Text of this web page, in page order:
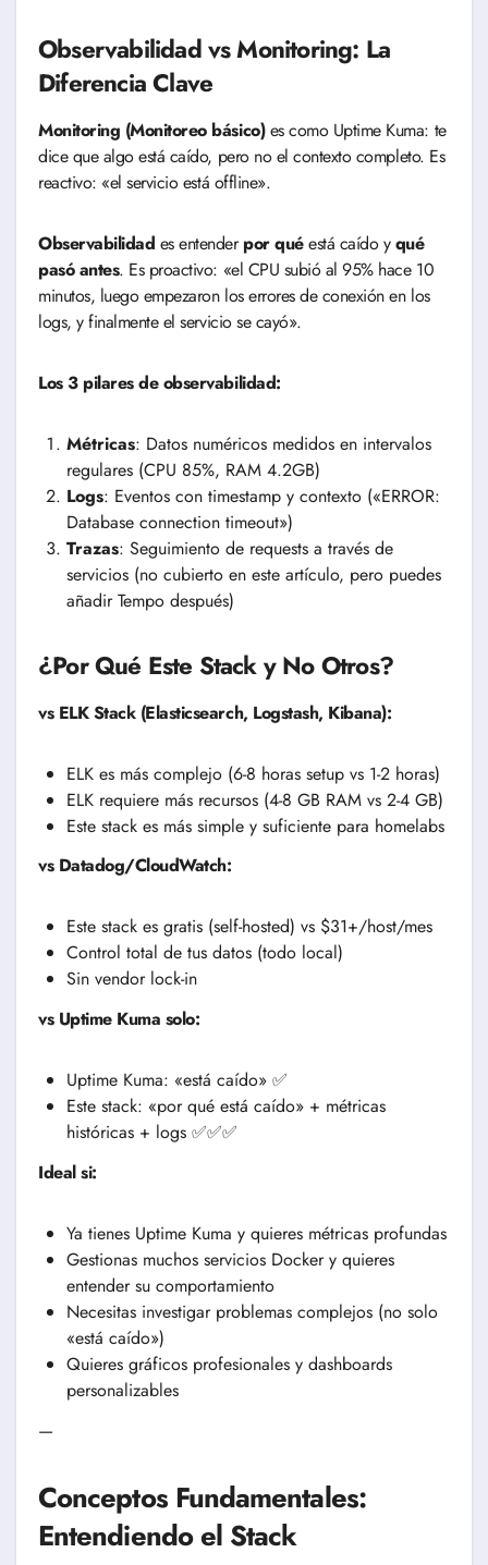
Observabilidad vs Monitoring: La
Diferencia Clave
Monitoring (Monitoreo básico)es como Uptime Kuma: te
dice que algo está caído, pero no el contexto completo. Es
reactivo: «el servicio está offline».
Observabilidad es entenderpor quéestá caído yqué
pasó antes. Es proactivo: «el CPU subió al 95% hace 10
minutos, luego empezaron los errores de conexión en los
logs, y finalmente el servicio se cayó».
Los 3 pilares de observabilidad:
Métricas: Datos numéricos medidos en intervalos
regulares (CPU 85%, RAM 4.2GB)
Logs: Eventos con timestamp y contexto («ERROR:
Database connection timeout»)
Trazas: Seguimiento de requests a través de
servicios (no cubierto en este artículo, pero puedes
añadir Tempo después)
¿Por Qué Este Stack y No Otros?
vs ELK Stack (Elasticsearch, Logstash, Kibana):
ELK es más complejo (6-8 horas setup vs 1-2 horas)
ELK requiere más recursos (4-8 GB RAM vs 2-4 GB)
Este stack es más simple y suficiente para homelabs
vs Datadog/CloudWatch:
Este stack es gratis (self-hosted) vs $31+/host/mes
Control total de tus datos (todo local)
Sin vendor lock-in
vs Uptime Kuma solo:
Uptime Kuma: «está caído» ✅
Este stack: «por qué está caído» + métricas
históricas + logs ✅✅✅
Ideal si:
Ya tienes Uptime Kuma y quieres métricas profundas
Gestionas muchos servicios Docker y quieres
entender su comportamiento
Necesitas investigar problemas complejos (no solo
«está caído»)
Quieres gráficos profesionales y dashboards
personalizables
—
Conceptos Fundamentales:
Entendiendo el Stack